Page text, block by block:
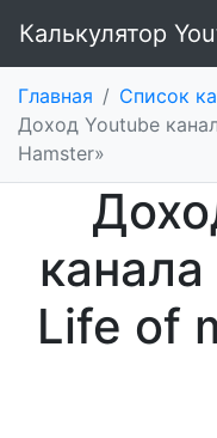
Калькулятор
Главная / Список
Доход Youtube
Hamster»
Life of